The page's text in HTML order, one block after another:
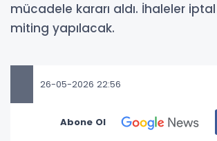
mücadele kararı aldı. İhaleler
miting yapılacak.
26-05-2026 22:56
Abone Ol